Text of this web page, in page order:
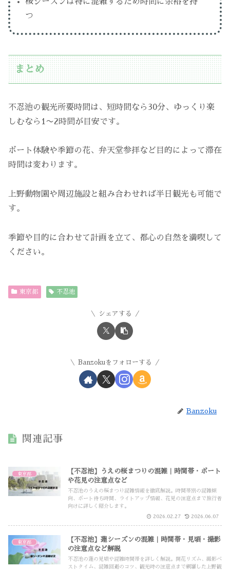
つ
まとめ
不忍池の観光所要時間は、短時間なら30分、ゆっくり楽
しむなら1〜2時間が目安です。
ボート体験や季節の花、弁天堂参拝など目的によって滞在
時間は変わります。
上野動物園や周辺施設と組み合わせれば半日観光も可能で
す。
季節や目的に合わせて計画を立て、都心の自然を満喫して
ください。
東京都 不忍池
シェアする
Banzokuをフォローする
Banzoku
関連記事
東京都
【不忍池】うえの桜まつりの混雑｜時間帯・ボート
や花見の注意点など
不忍池のうえの桜まつり混雑情報を徹底解説。時間帯別の混雑傾
向、ボート待ち時間、ライトアップ情報、花見の注意点まで旅行者
向けに詳しく紹介します。
2026.02.27 2026.06.07
東京都
【不忍池】蓮シーズンの混雑｜時間帯・見頃・撮影
の注意点など解説
不忍池の蓮の見頃や混雑時間帯を詳しく解説。開花リズム、撮影ベ
ストタイム、混雑回避のコツ、観光時の注意点まで網羅した上野観